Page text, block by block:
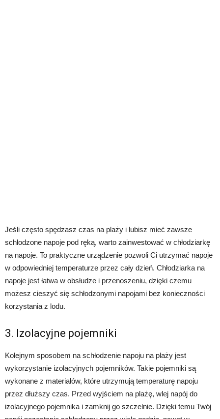
Jeśli często spędzasz czas na plaży i lubisz mieć zawsze
schłodzone napoje pod ręką, warto zainwestować w chłodziarkę
na napoje. To praktyczne urządzenie pozwoli Ci utrzymać napoje
w odpowiedniej temperaturze przez cały dzień. Chłodziarka na
napoje jest łatwa w obsłudze i przenoszeniu, dzięki czemu
możesz cieszyć się schłodzonymi napojami bez konieczności
korzystania z lodu.
3. Izolacyjne pojemniki
Kolejnym sposobem na schłodzenie napoju na plaży jest
wykorzystanie izolacyjnych pojemników. Takie pojemniki są
wykonane z materiałów, które utrzymują temperaturę napoju
przez dłuższy czas. Przed wyjściem na plażę, wlej napój do
izolacyjnego pojemnika i zamknij go szczelnie. Dzięki temu Twój